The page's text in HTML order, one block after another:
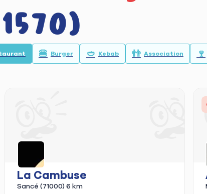
🍔 Burger 🥙 Kebab 👬 Association 🍷
La Cambuse
Sancé (71000) 6 km